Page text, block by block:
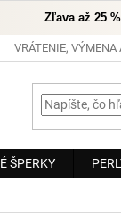
Zľava až 25
VRÁTENIE, VÝMENA
ŠPERKY